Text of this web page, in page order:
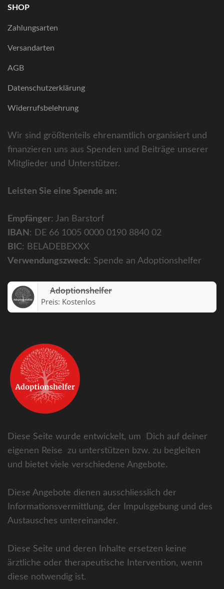
SHOP
Zahlungsarten
Versandarten
AGB
Datenschutzerklärung
Widerrufsbelehrung
Wir sind größtenteils ehrenamtlich organisiert und
finanzieren uns aus Spenden und Beiträge unserer
Mitglieder und Unterstützer.
Leisten Sie eine Spende an:
Empfänger: Jan Barstorf
IBAN : DE 66 1005 0000 0190 8840 02
BIC: BELADEBEXXX
Verwendungszweck: Spende an Adoptionshelfer
Adoptionshelfer
Preis: Kostenlos
Diese Seite wurde entwickelt, um Dich auf deiner
eigenen Reise zu unterstützen bzw. zu begleiten
und bietet viele verschiedene Angebote.
Diese Angebote dienen ausschliesslich der
Informationsvermittlung, der Impulsgebung und des
Austausches untereinander.
Diese Seite und deren Inhalte ersetzen keine
ärztliche oder therapeutische Intervention, wenn
diese notwendig ist.